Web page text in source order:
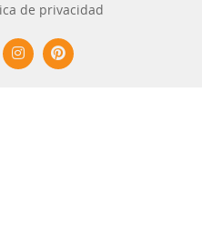
de privacidad